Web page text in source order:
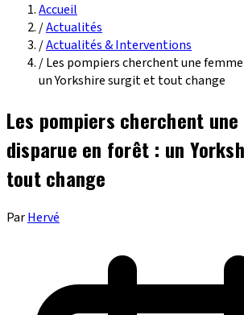
Accueil
/Actualités
/Actualités & Interventions
/Les pompiers cherchent une
un Yorkshire surgit et tout change
Les pompiers cherchent
disparue en forêt : un
tout change
ParHervé